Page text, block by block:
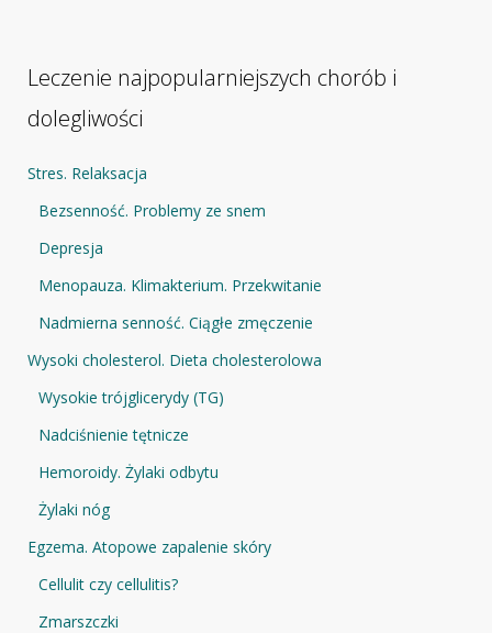
Leczenie najpopularniejszych chorób i
dolegliwości
Stres. Relaksacja
Bezsenność. Problemy ze snem
Depresja
Menopauza. Klimakterium. Przekwitanie
Nadmierna senność. Ciągłe zmęczenie
Wysoki cholesterol. Dieta cholesterolowa
Wysokie trójglicerydy (TG)
Nadciśnienie tętnicze
Hemoroidy. Żylaki odbytu
Żylaki nóg
Egzema. Atopowe zapalenie skóry
Cellulit czy cellulitis?
Zmarszczki